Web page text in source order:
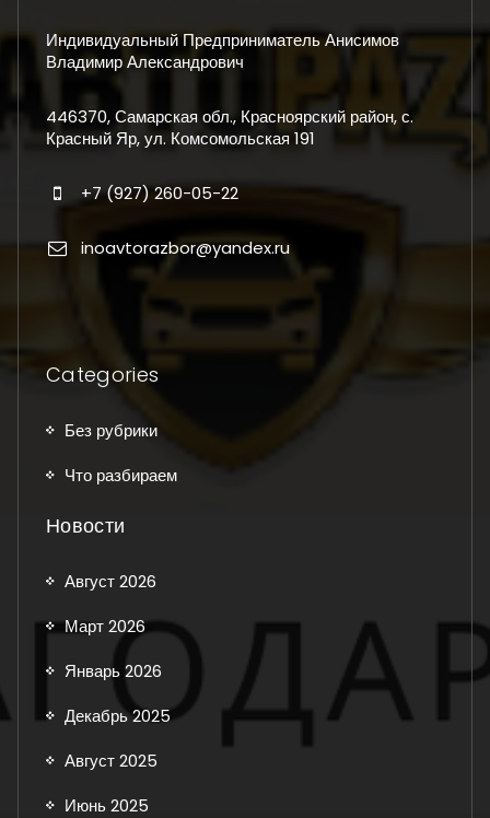
Индивидуальный Предприниматель Анисимов
Владимир Александрович
446370, Самарская обл., Красноярский район, с.
Красный Яр, ул. Комсомольская 191
+7 (927) 260-05-22
inoavtorazbor@yandex.ru
Categories
Без рубрики
Что разбираем
Новости
Август 2026
Март 2026
Январь 2026
Декабрь 2025
Август 2025
Июнь 2025